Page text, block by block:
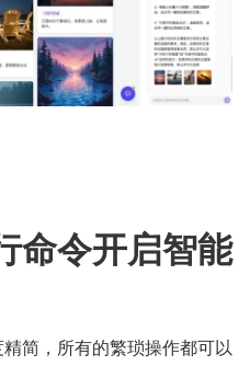
命令开启智能
简，所有的繁琐操作都可以